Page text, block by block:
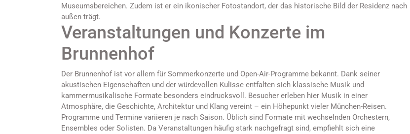
Museumsbereichen. Zudem ist er ein ikonischer Fotostandort, der das historische Bild der Residenz nach
außen trägt.
Veranstaltungen und Konzerte im
Brunnenhof
Der Brunnenhof ist vor allem für Sommerkonzerte und Open-Air-Programme bekannt. Dank seiner
akustischen Eigenschaften und der würdevollen Kulisse entfalten sich klassische Musik und
kammermusikalische Formate besonders eindrucksvoll. Besucher erleben hier Musik in einer
Atmosphäre, die Geschichte, Architektur und Klang vereint – ein Höhepunkt vieler München-Reisen.
Programme und Termine variieren je nach Saison. Üblich sind Formate mit wechselnden Orchestern,
Ensembles oder Solisten. Da Veranstaltungen häufig stark nachgefragt sind, empfiehlt sich eine